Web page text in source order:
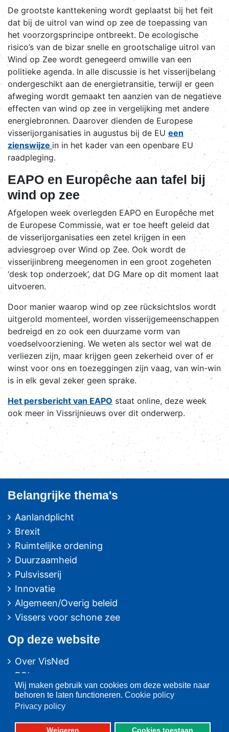
Wij maken gebruik van cookies om deze website naar
behoren te laten functioneren. Cookie policy
Privacy policy
Weigeren Cookies toestaan
De grootste kanttekening wordt geplaatst bij het feit
dat bij de uitrol van wind op zee de toepassing van
het voorzorgsprincipe ontbreekt. De ecologische
risico’s van de bizar snelle en grootschalige uitrol van
Wind op Zee wordt genegeerd omwille van een
politieke agenda. In alle discussie is het visserijbelang
ondergeschikt aan de energietransitie, terwijl er geen
afweging wordt gemaakt ten aanzien van de negatieve
effecten van wind op zee in vergelijking met andere
energiebronnen. Daarover dienden de Europese
visserijorganisaties in augustus bij de EU een
zienswijze in in het kader van een openbare EU
raadpleging.
EAPO en Europêche aan tafel bij
wind op zee
Afgelopen week overlegden EAPO en Europêche met
de Europese Commissie, wat er toe heeft geleid dat
de visserijorganisaties een zetel krijgen in een
adviesgroep over Wind op Zee. Ook wordt de
visserijinbreng meegenomen in een groot zogeheten
‘desk top onderzoek’, dat DG Mare op dit moment laat
uitvoeren.
Door manier waarop wind op zee rücksichtslos wordt
uitgerold momenteel, worden visserijgemeenschappen
bedreigd en zo ook een duurzame vorm van
voedselvoorziening. We weten als sector wel wat de
verliezen zijn, maar krijgen geen zekerheid over of er
winst voor ons en toezeggingen zijn vaag, van win-win
is in elk geval zeker geen sprake.
Het persbericht van EAPO staat online, deze week
ook meer in Vissrijnieuws over dit onderwerp.
Belangrijke thema's
Aanlandplicht
Brexit
Ruimtelijke ordening
Duurzaamheid
Pulsvisserij
Innovatie
Algemeen/Overig beleid
Vissers voor schone zee
Op deze website
Over VisNed
PO's
Vertegenwoordiging
Contact